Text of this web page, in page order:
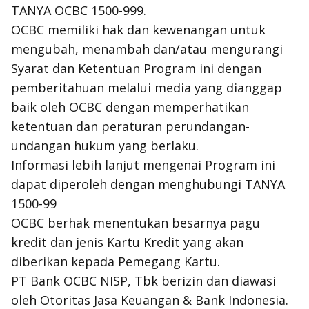
TANYA OCBC 1500-999.
OCBC memiliki hak dan kewenangan untuk
mengubah, menambah dan/atau mengurangi
Syarat dan Ketentuan Program ini dengan
pemberitahuan melalui media yang dianggap
baik oleh OCBC dengan memperhatikan
ketentuan dan peraturan perundangan-
undangan hukum yang berlaku.
Informasi lebih lanjut mengenai Program ini
dapat diperoleh dengan menghubungi TANYA
1500-99
OCBC berhak menentukan besarnya pagu
kredit dan jenis Kartu Kredit yang akan
diberikan kepada Pemegang Kartu.
PT Bank OCBC NISP, Tbk berizin dan diawasi
oleh Otoritas Jasa Keuangan & Bank Indonesia.